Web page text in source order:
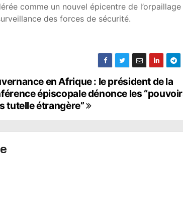
comme un nouvel épicentre de l’orpaillage
des forces de sécurité.
en Afrique : le président de la
épiscopale dénonce les
tutelle étrangère”